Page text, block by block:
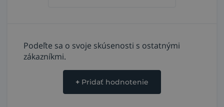
Podeľte sa o svoje skúsenosti s ostatnými
zákazníkmi.
+ Pridať hodnotenie